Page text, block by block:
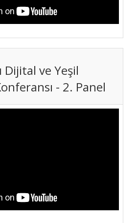
Dijital ve Yeşil
- 2. Panel